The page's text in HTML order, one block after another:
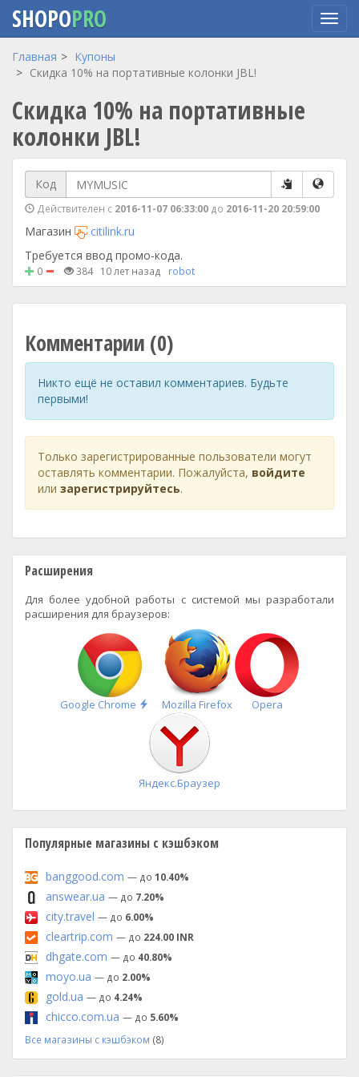
Перейти
содержанию
SHOPOPRO
Главная
Купоны
Скидка 10% на портативные колонки JBL!
Скидка 10% на портативные
колонки JBL!
Код
Действителен с 2016-11-07 06:33:00 до 2016-11-20 20:59:00
Магазин
citilink.ru
Требуется ввод промо-кода.
0 384 10 лет назад robot
Комментарии (0)
Никто ещё не оставил комментариев. Будьте
первыми!
Только зарегистрированные пользователи могут
оставлять комментарии. Пожалуйста, войдите
или зарегистрируйтесь.
Расширения
Для более удобной работы с системой мы разработали
расширения для браузеров:
Google Chrome
Быстрая
установка
Mozilla Firefox Opera
Яндекс.Браузер
Популярные магазины с кэшбэком
banggood.com — до 10.40%
answear.ua — до 7.20%
city.travel — до 6.00%
cleartrip.com — до 224.00 INR
dhgate.com — до 40.80%
moyo.ua — до 2.00%
gold.ua — до 4.24%
chicco.com.ua — до 5.60%
Все магазины с кэшбэком (8)